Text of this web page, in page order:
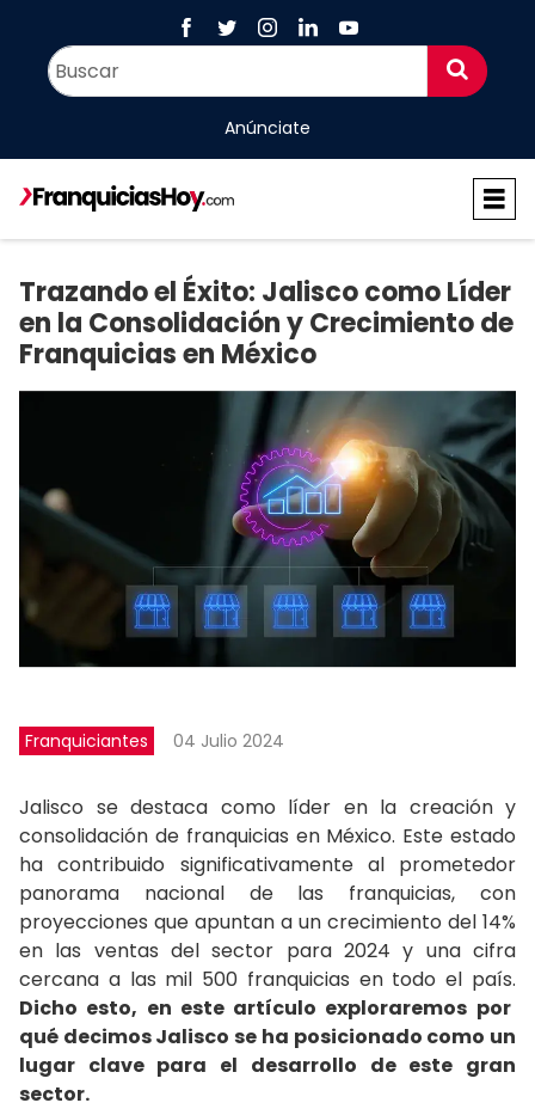
Anúnciate
Trazando el Éxito: Jalisco como Líder
en la Consolidación y Crecimiento de
Franquicias en México
Franquiciantes 04 Julio 2024
Jalisco se destaca como líder en la creación y
consolidación de franquicias en México. Este estado
ha contribuido significativamente al prometedor
panorama nacional de las franquicias, con
proyecciones que apuntan a un crecimiento del 14%
en las ventas del sector para 2024 y una cifra
cercana a las mil 500 franquicias en todo el país.
Dicho esto, en este artículo exploraremos por
qué decimos Jalisco se ha posicionado como un
lugar clave para el desarrollo de este gran
sector.